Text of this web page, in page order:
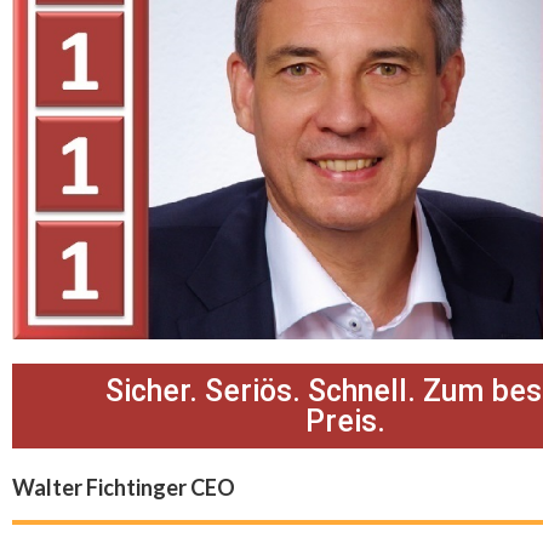
Sicher. Seriös. Schnell. Zum
Preis.
Walter Fichtinger CEO